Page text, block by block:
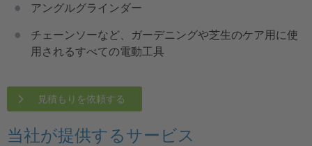
アングルグラインダー
チェーンソーなど、ガーデニングや芝生のケア用に使
用されるすべての電動工具
見積もりを依頼する
当社が提供するサービス